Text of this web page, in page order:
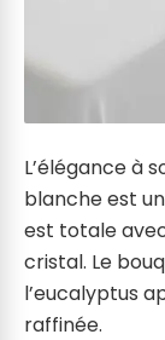
L’élégance à
blanche est
est totale
cristal. Le
l’eucalyptus
raffinée.